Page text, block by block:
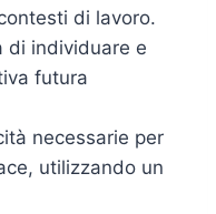
di lavoro.
di individuare e
futura
necessarie per
utilizzando un